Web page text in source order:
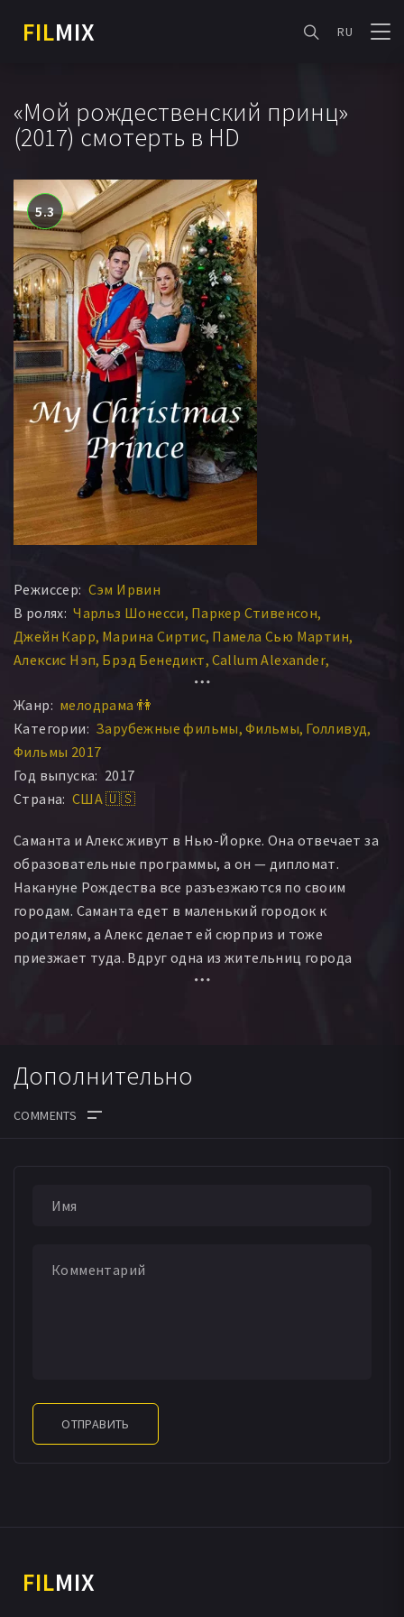
FILMIX RU
«Мой рождественский принц»
(2017) смотерть в HD
5.3
Режиссер: Сэм Ирвин
В ролях: Чарльз Шонесси Паркер Стивенсон
Джейн Карр Марина Сиртис Памела Сью Мартин
Алексис Нэп Брэд Бенедикт Callum Alexander
Катриона Туп
Жанр: мелодрама 👫
Категории: Зарубежные фильмы Фильмы Голливуд
Фильмы 2017
Год выпуска: 2017
Страна: США 🇺🇸
Саманта и Алекс живут в Нью-Йорке. Она отвечает за
образовательные программы, а он — дипломат.
Накануне Рождества все разъезжаются по своим
городам. Саманта едет в маленький городок к
родителям, а Алекс делает ей сюрприз и тоже
приезжает туда. Вдруг одна из жительниц города
узнаёт в нём принца Моделвии. И Саманте предстоит
Дополнительно
ОТПРАВИТЬ
FILMIX